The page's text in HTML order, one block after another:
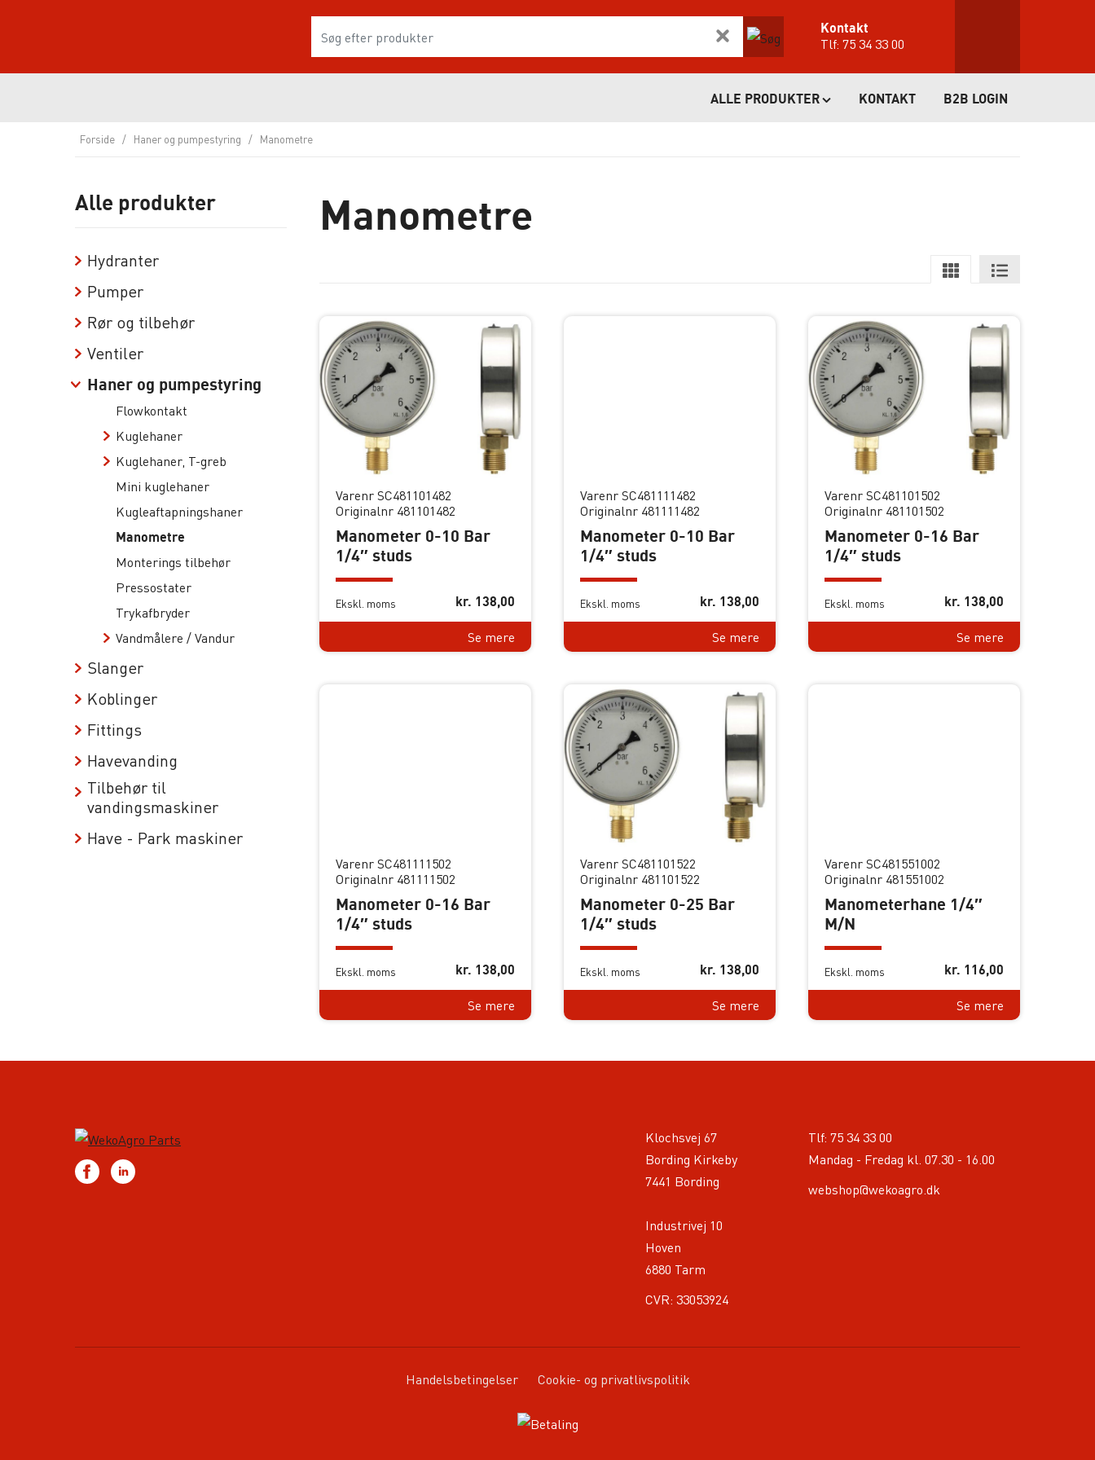
Kontakt
Tlf:75 34 33 00
ALLE PRODUKTER KONTAKT B2B LOGIN
Forside / Haner og pumpestyring / Manometre
Manometre
Varenr SC481101482
Originalnr 481101482
Manometer 0-10 Bar
1/4″ studs
Ekskl. moms kr. 138,00
Se mere
Varenr SC481111482
Originalnr 481111482
Manometer 0-10 Bar
1/4″ studs
Ekskl. moms kr. 138,00
Se mere
Varenr SC481101502
Originalnr 481101502
Manometer 0-16 Bar
1/4″ studs
Ekskl. moms kr. 138,00
Se mere
Varenr SC481111502
Originalnr 481111502
Manometer 0-16 Bar
1/4″ studs
Ekskl. moms kr. 138,00
Se mere
Varenr SC481101522
Originalnr 481101522
Manometer 0-25 Bar
1/4″ studs
Ekskl. moms kr. 138,00
Se mere
Varenr SC481551002
Originalnr 481551002
Manometerhane 1/4″
M/N
Ekskl. moms kr. 116,00
Se mere
Alle produkter
Hydranter
Pumper
Rør og tilbehør
Ventiler
Haner og pumpestyring
Flowkontakt
Kuglehaner
Kuglehaner, T-greb
Mini kuglehaner
Kugleaftapningshaner
Manometre
Monterings tilbehør
Pressostater
Trykafbryder
Vandmålere / Vandur
Slanger
Koblinger
Fittings
Havevanding
Tilbehør til
vandingsmaskiner
Have - Park maskiner
Klochsvej 67
Bording Kirkeby
7441 Bording
Industrivej 10
Hoven
6880 Tarm
CVR: 33053924
Tlf: 75 34 33 00
Mandag - Fredag kl. 07.30 - 16.00
webshop@wekoagro.dk
Handelsbetingelser Cookie- og privatlivspolitik